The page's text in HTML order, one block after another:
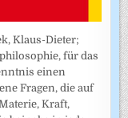
Klaus-Dieter;
für das
einen
Fragen, die auf
Kraft,